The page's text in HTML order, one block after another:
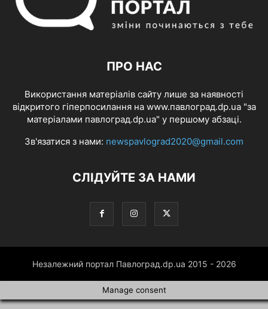
ПРО НАС
Використання матеріалів сайту лише за наявності
відкритого гіперпосилання на www.павлоград.dp.ua "за
матеріалами павлоград.dp.ua" у першому абзаці.
Зв'язатися з нами: newspavlograd2020@gmail.com
СЛІДУЙТЕ ЗА НАМИ
Незалежний портал Павлоград.dp.ua 2015 - 2026
Manage consent